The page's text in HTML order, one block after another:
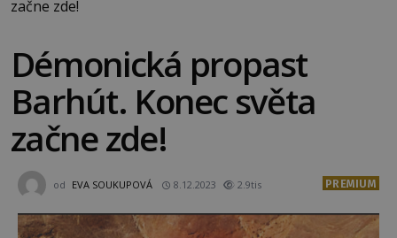
začne zde!
Démonická propast
Barhút. Konec světa
začne zde!
od EVA SOUKUPOVÁ 8.12.2023 2.9tis PREMIUM